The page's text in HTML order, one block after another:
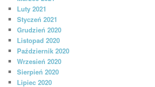
Luty 2021
Styczeń 2021
Grudzień 2020
Listopad 2020
Październik 2020
Wrzesień 2020
Sierpień 2020
Lipiec 2020